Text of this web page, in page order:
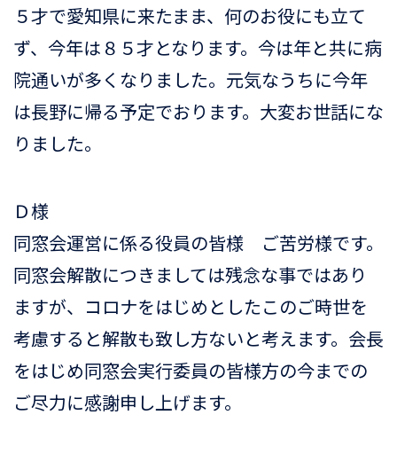
５才で愛知県に来たまま、何のお役にも立て
ず、今年は８５才となります。今は年と共に病
院通いが多くなりました。元気なうちに今年
は長野に帰る予定でおります。大変お世話にな
りました。
Ｄ様
同窓会運営に係る役員の皆様 ご苦労様です。
同窓会解散につきましては残念な事ではあり
ますが、コロナをはじめとしたこのご時世を
考慮すると解散も致し方ないと考えます。会長
をはじめ同窓会実行委員の皆様方の今までの
ご尽力に感謝申し上げます。